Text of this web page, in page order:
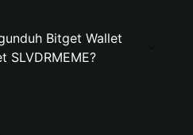
Bitget Wallet
SLVDRMEME?